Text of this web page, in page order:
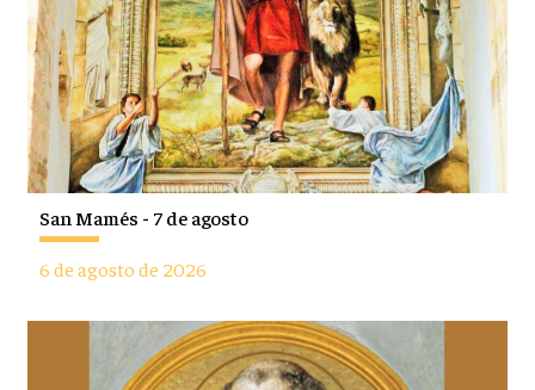
San Mamés - 7 de agosto
6 de agosto de 2026